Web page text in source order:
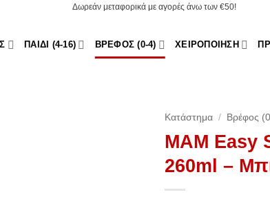
Δωρεάν μεταφορικά με αγορές άνω των €50!
ΠΑΙΔΊ (4-16) ΒΡΈΦΟΣ (0-4) ΧΕΙΡΟΠΟΊΗΣΗ
Κατάστημα / Βρέφος
MAM Easy
260ml –